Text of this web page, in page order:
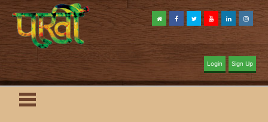
Login Sign Up